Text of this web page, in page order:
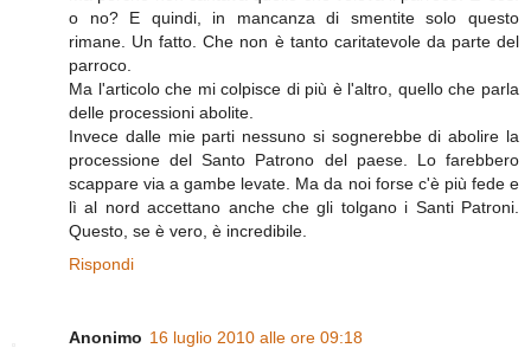
o no? E quindi, in mancanza di smentite solo questo
rimane. Un fatto. Che non è tanto caritatevole da parte del
parroco.
Ma l'articolo che mi colpisce di più è l'altro, quello che parla
delle processioni abolite.
Invece dalle mie parti nessuno si sognerebbe di abolire la
processione del Santo Patrono del paese. Lo farebbero
scappare via a gambe levate. Ma da noi forse c'è più fede e
lì al nord accettano anche che gli tolgano i Santi Patroni.
Questo, se è vero, è incredibile.
Rispondi
Anonimo 16 luglio 2010 alle ore 09:18